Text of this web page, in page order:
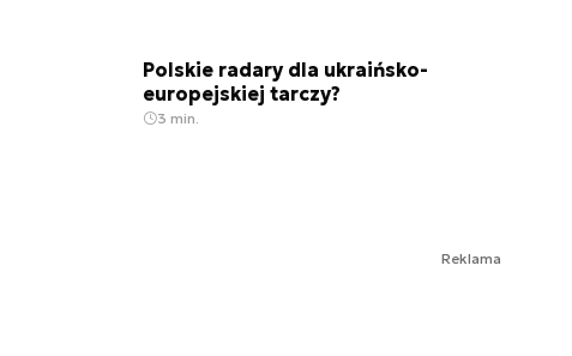
Polskie radary dla ukraińsko-
europejskiej tarczy?
3 min.
Reklama